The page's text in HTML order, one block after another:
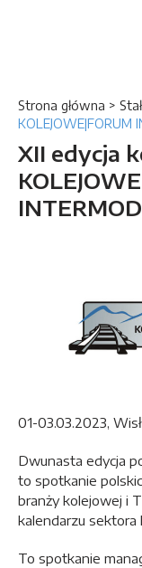
Strona główna >
KOLEJOWE|FORUM
XII edycja
01-03.03.2023,
Dwunasta edycja
to spotkanie
branży kolejowej i
kalendarzu sektora
To spotkanie